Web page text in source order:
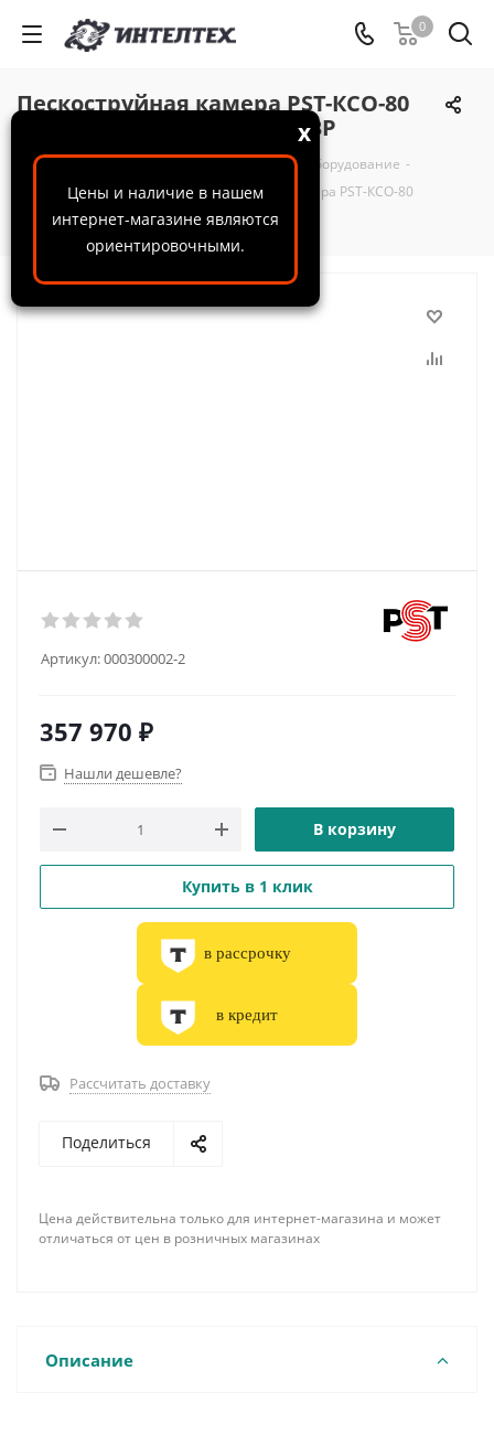
Цены и наличие в нашем
интернет-магазине являются
ориентировочными.
x
0
Пескоструйная камера PST-КСО-80
инжекторная, с ФВ, без ФВР
ООО "ИнтелТех" - Каталог - Пескоструйное оборудование -
Пескоструйные кабины - Пескоструйная камера PST-КСО-80
инжекторная, с ФВ, без ФВР
Артикул:000300002-2
357 970 ₽
Нашли дешевле?
В корзину
Купить в 1 клик
в рассрочку
в кредит
Рассчитать доставку
Поделиться
Цена действительна только для интернет-магазина и может
отличаться от цен в розничных магазинах
Описание